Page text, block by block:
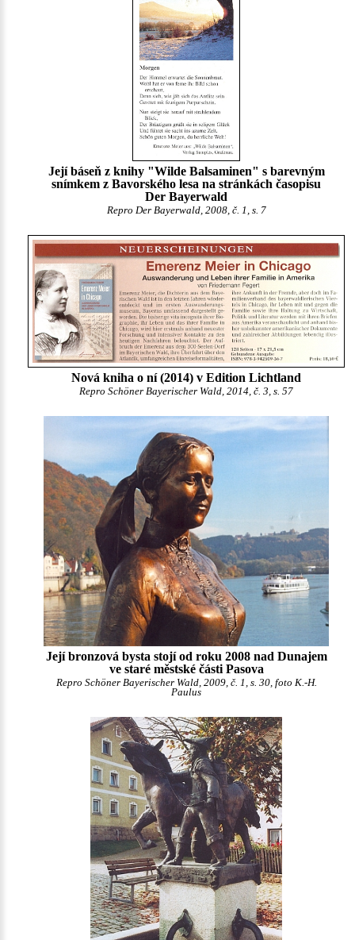
Její báseň z knihy "Wilde Balsaminen" s barevným
snímkem z Bavorského lesa na stránkách časopisu
Der Bayerwald
Repro Der Bayerwald, 2008, č. 1, s. 7
Nová kniha o ní (2014) v Edition Lichtland
Repro Schöner Bayerischer Wald, 2014, č. 3, s. 57
Její bronzová bysta stojí od roku 2008 nad Dunajem
ve staré městské části Pasova
Repro Schöner Bayerischer Wald, 2009, č. 1, s. 30, foto K.-H.
Paulus